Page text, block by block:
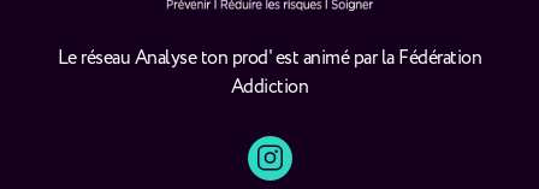
Le réseau Analyse ton prod' est animé par la Fédération
Addiction